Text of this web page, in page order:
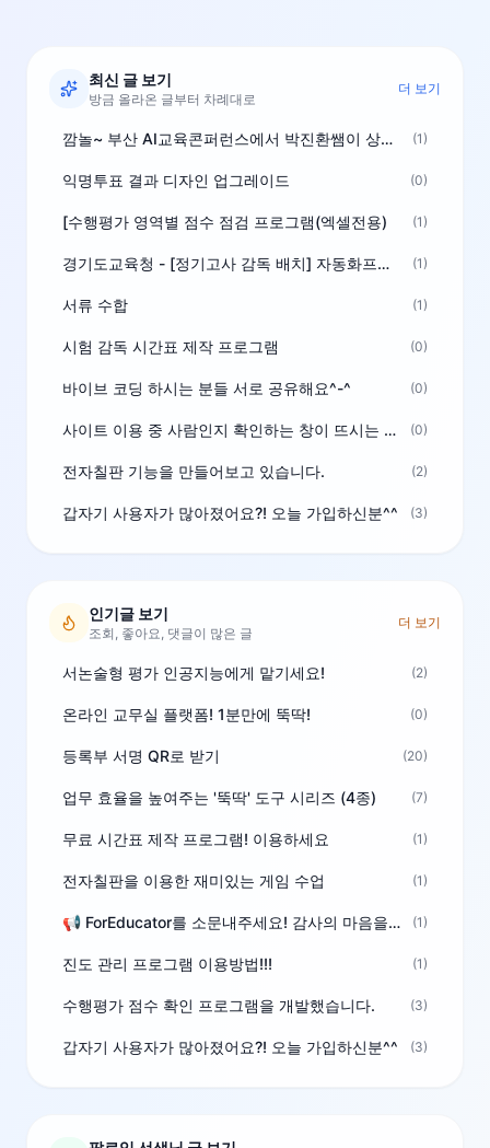
최신 글 보기
방금 올라온 글부터 차례대로
더 보기
깜놀~ 부산 AI교육콘퍼런스에서 박진환쌤이 상받으려 나오셨네요~ ^^ (1)
익명투표 결과 디자인 업그레이드 (0)
[수행평가 영역별 점수 점검 프로그램(엑셀전용) (1)
경기도교육청 - [정기고사 감독 배치] 자동화프로그램 보급 (1)
서류 수합 (1)
시험 감독 시간표 제작 프로그램 (0)
바이브 코딩 하시는 분들 서로 공유해요^-^ (0)
사이트 이용 중 사람인지 확인하는 창이 뜨시는 분은 알려주세요 (0)
전자칠판 기능을 만들어보고 있습니다. (2)
갑자기 사용자가 많아졌어요?! 오늘 가입하신분^^ (3)
인기글 보기
조회, 좋아요, 댓글이 많은 글
더 보기
서논술형 평가 인공지능에게 맡기세요! (2)
온라인 교무실 플랫폼! 1분만에 뚝딱! (0)
등록부 서명 QR로 받기 (20)
업무 효율을 높여주는 '뚝딱' 도구 시리즈 (4종) (7)
무료 시간표 제작 프로그램! 이용하세요 (1)
전자칠판을 이용한 재미있는 게임 수업 (1)
📢 ForEducator를 소문내주세요! 감사의 마음을 담은 포인트 선물 (1)
진도 관리 프로그램 이용방법!!! (1)
수행평가 점수 확인 프로그램을 개발했습니다. (3)
갑자기 사용자가 많아졌어요?! 오늘 가입하신분^^ (3)